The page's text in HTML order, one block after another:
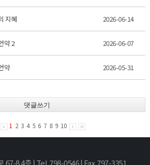
지혜 2026-06-14
약 2 2026-06-07
약 2026-05-31
댓글쓰기
1 2 3 4 5 6 7 8 9 10
67-8 4층 | Tel. 798-0546 | Fax. 797-3351